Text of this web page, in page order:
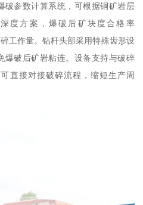
破参数计算系统，可根据铜矿岩层
度方案，爆破后矿块度合格率
工作量。钻杆头部采用特殊齿形设
爆破后矿岩粘连。设备支持与破碎
直接对接破碎流程，缩短生产周